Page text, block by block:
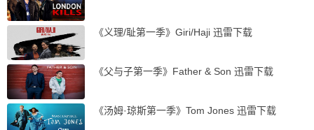
《义理/耻第一季》Giri/Haji 迅雷下载
《父与子第一季》Father & Son 迅雷下载
《汤姆·琼斯第一季》Tom Jones 迅雷下载